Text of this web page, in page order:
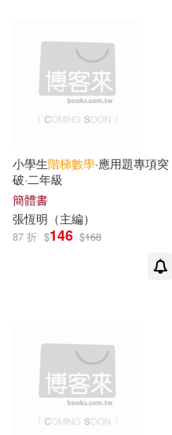
小學生階梯數學·應用題專項突
破·二年級
簡體書
張恆明（主編）
87 折 $146 $168